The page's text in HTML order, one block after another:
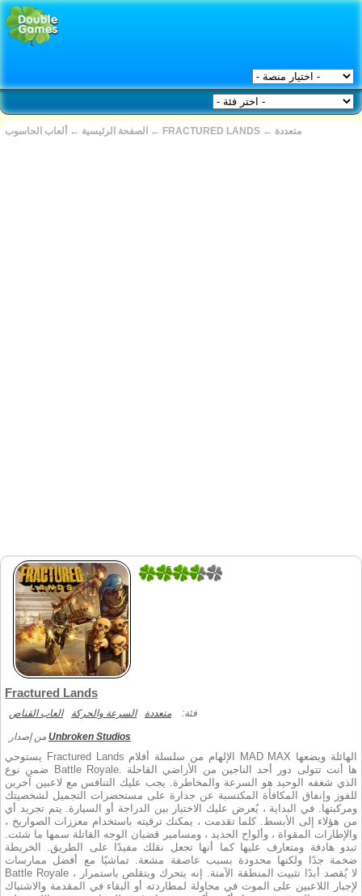
الصفحة الرئيسية ← ألعاب الحاسوب ← FRACTURED LANDS ← متعددة
5
Fractured Lands
فئة: متعددة السرعة والحركة العاب القناص
Unbroken Studios
يستوحي Fractured Lands الإلهام من سلسلة أفلام MAD MAX الهائلة ويضعها
ضمن نوع Battle Royale. ها أنت تتولى دور أحد الناجين من الأراضي القاحلة
الذي شغفه الوحيد هو السرعة والمخاطرة. يجب عليك التنافس مع لاعبين آخرين
للفوز وإنفاق المكافأة المكتسبة عن جدارة على مستحضرات التجميل لشخصيتك
ومركبتها. في البداية ، يُعرض عليك الاختيار بين الدراجة أو السيارة. يتم تجريد أي
من هؤلاء إلى الأبسط. كلما تقدمت ، يمكنك ترقيته باستخدام معززات الصواريخ ،
والإطارات المقواة ، وألواح الحديد ، ومسامير قضبان الوجه القاتلة سمها ما شئت.
تبدو هادفة ومتعارف عليها كما أنها تجعل نقلك مفيدًا على الطريق. الخريطة
ضخمة جدًا ولكنها محدودة بسبب عاصفة مشعة. تماشيًا مع أفضل ممارسات
Battle Royale ، لا يُقصد أبدًا تثبيت المنطقة الآمنة. إنه يتحرك ويتقلص باستمرار
لإجبار اللاعبين على الموت في محاولة لمطاردته أو البقاء في المقدمة والاشتباك